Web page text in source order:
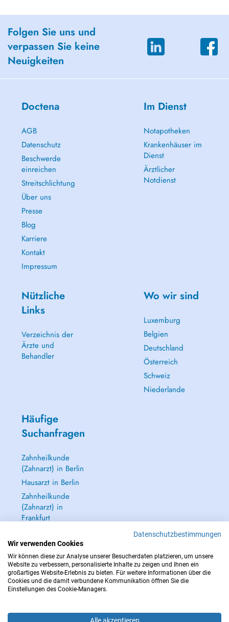
Folgen Sie uns und
verpassen Sie keine
Neuigkeiten
Doctena
AGB
Datenschutz
Beschwerde
einreichen
Streitschlichtung
Über uns
Presse
Blog
Karriere
Kontakt
Impressum
Im Dienst
Notapotheken
Krankenhäuser im
Dienst
Ärztlicher
Notdienst
Nützliche
Links
Verzeichnis der
Ärzte und
Behandler
Wo wir sind
Luxemburg
Belgien
Deutschland
Österreich
Schweiz
Niederlande
Häufige
Suchanfragen
Zahnheilkunde
(Zahnarzt) in Berlin
Hausarzt in Berlin
Zahnheilkunde
(Zahnarzt) in
Frankfurt
(Hautarzt) in
Frankfurt
Alle anzeigen →
Datenschutzbestimmungen
Wir verwenden Cookies
Wir können diese zur Analyse unserer Besucherdaten platzieren, um unsere
Website zu verbessern, personalisierte Inhalte zu zeigen und Ihnen ein
großartiges Website-Erlebnis zu bieten. Für weitere Informationen über die
Cookies und die damit verbundene Kommunikation öffnen Sie die
Einstellungen des Cookie-Managers.